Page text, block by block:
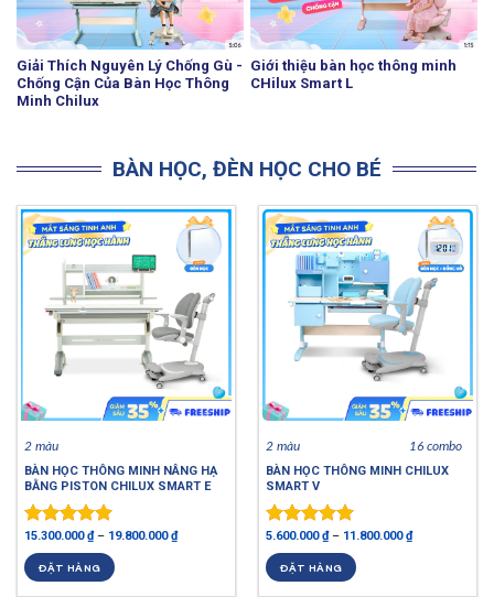
Giải Thích Nguyên Lý Chống Gù -
Chống Cận Của Bàn Học Thông
Minh Chilux
Giới thiệu bàn học thông minh
CHilux Smart L
BÀN HỌC, ĐÈN HỌC CHO BÉ
2 màu
BÀN HỌC THÔNG MINH NÂNG HẠ
BẰNG PISTON CHILUX SMART E
Được xếp
hạng5.00
5 sao
15.300.000₫– 19.800.000₫
ĐẶT HÀNG
2 màu 16 combo
BÀN HỌC THÔNG MINH CHILUX
SMART V
Được xếp
hạng4.88
5 sao
5.600.000₫– 11.800.000₫
ĐẶT HÀNG